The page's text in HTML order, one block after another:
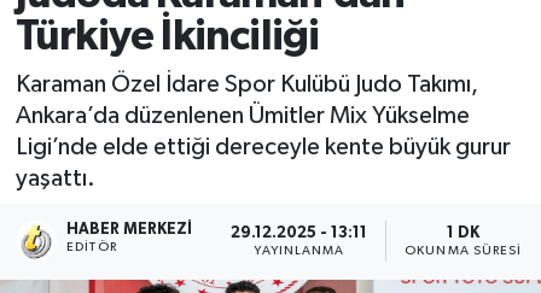
Türkiye İkinciliği
Karaman Özel İdare Spor Kulübü Judo Takımı,
Ankara’da düzenlenen Ümitler Mix Yükselme
Ligi’nde elde ettiği dereceyle kente büyük gurur
yaşattı.
HABER MERKEZI
EDITÖR
29.12.2025 - 13:11
YAYINLANMA
1 DK
OKUNMA SÜRESI
Vefat Edenler